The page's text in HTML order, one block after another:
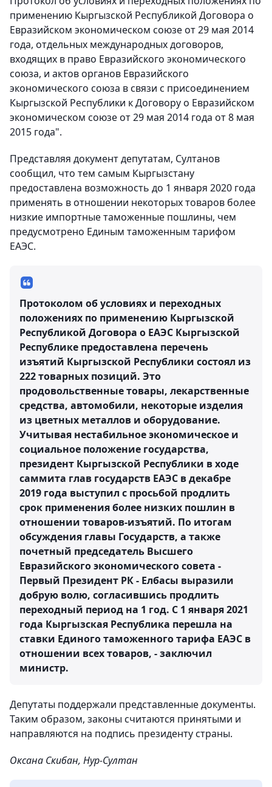
применению Кыргызской Республикой Договора о
Евразийском экономическом союзе от 29 мая 2014
года, отдельных международных договоров,
входящих в право Евразийского экономического
союза, и актов органов Евразийского
экономического союза в связи с присоединением
Кыргызской Республики к Договору о Евразийском
экономическом союзе от 29 мая 2014 года от 8 мая
2015 года".
Представляя документ депутатам, Султанов
сообщил, что тем самым Кыргызстану
предоставлена возможность до 1 января 2020 года
применять в отношении некоторых товаров более
низкие импортные таможенные пошлины, чем
предусмотрено Единым таможенным тарифом
ЕАЭС.
Протоколом об условиях и переходных
положениях по применению Кыргызской
Республикой Договора о ЕАЭС Кыргызской
Республике предоставлена перечень
изъятий Кыргызской Республики состоял из
222 товарных позиций. Это
продовольственные товары, лекарственные
средства, автомобили, некоторые изделия
из цветных металлов и оборудование.
Учитывая нестабильное экономическое и
социальное положение государства,
президент Кыргызской Республики в ходе
саммита глав государств ЕАЭС в декабре
2019 года выступил с просьбой продлить
срок применения более низких пошлин в
отношении товаров-изъятий. По итогам
обсуждения главы Государств, а также
почетный председатель Высшего
Евразийского экономического совета -
Первый Президент РК - Елбасы выразили
добрую волю, согласившись продлить
переходный период на 1 год. С 1 января 2021
года Кыргызская Республика перешла на
ставки Единого таможенного тарифа ЕАЭС в
отношении всех товаров, - заключил
министр.
Депутаты поддержали представленные документы.
Таким образом, законы считаются принятыми и
направляются на подпись президенту страны.
Оксана Скибан, Нур-Султан